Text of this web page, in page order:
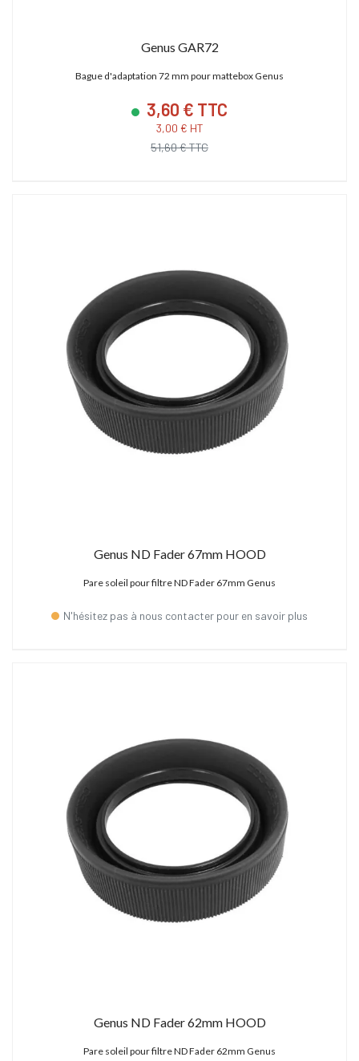
Genus GAR72
Bague d'adaptation 72 mm pour mattebox Genus
3,60 € TTC
3,00 € HT
51,60 € TTC
Genus ND Fader 67mm HOOD
Pare soleil pour filtre ND Fader 67mm Genus
N'hésitez pas à nous contacter pour en savoir plus
Genus ND Fader 62mm HOOD
Pare soleil pour filtre ND Fader 62mm Genus